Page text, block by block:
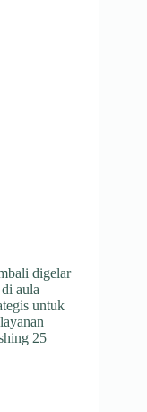
digelar
aula
untuk
25